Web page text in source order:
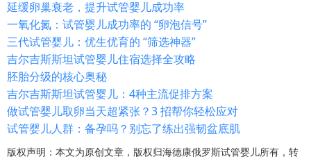
延缓卵巢衰老，提升试管婴儿成功率
一氧化氮：试管婴儿成功率的 “卵泡信号”
三代试管婴儿：优生优育的 “筛选神器”
吉尔吉斯斯坦试管婴儿住宿选择全攻略
胚胎分级的核心奥秘
吉尔吉斯斯坦试管婴儿：4种主流促排方案
做试管婴儿取卵当天超紧张？3 招帮你轻松应对
试管婴儿人群：备孕吗？别忘了练出强韧盆底肌
版权声明：本文为原创文章，版权归海德康俄罗斯试管婴儿所有，转